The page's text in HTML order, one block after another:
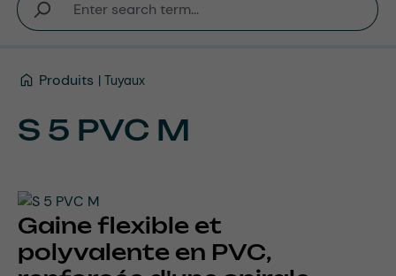
Produits Tuyaux
S 5 PVC M
Gaine flexible et
polyvalente en PVC,